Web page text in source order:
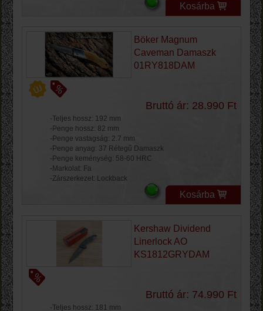
Kosárba
Böker Magnum
Caveman Damaszk
01RY818DAM
Bruttó ár: 28.990 Ft
-Teljes hossz: 192 mm
-Penge hossz: 82 mm
-Penge vastagság: 2.7 mm
-Penge anyag: 37 Rétegű Damaszk
-Penge keménység: 58-60 HRC
-Markolat: Fa
-Zárszerkezet: Lockback
Kosárba
Kershaw Dividend
Linerlock AO
KS1812GRYDAM
Bruttó ár: 74.990 Ft
-Teljes hossz: 181 mm